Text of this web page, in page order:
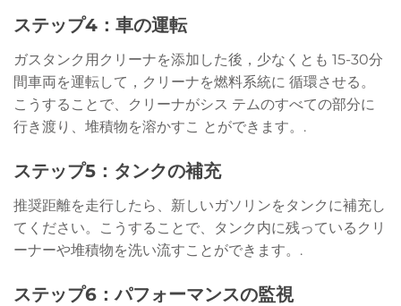
ステップ4：車の運転
ガスタンク用クリーナを添加した後，少なくとも 15-30分
間車両を運転して，クリーナを燃料系統に 循環させる。
こうすることで、クリーナがシス テムのすべての部分に
行き渡り、堆積物を溶かすこ とができます。.
ステップ5：タンクの補充
推奨距離を走行したら、新しいガソリンをタンクに補充し
てください。こうすることで、タンク内に残っているクリ
ーナーや堆積物を洗い流すことができます。.
ステップ6：パフォーマンスの監視